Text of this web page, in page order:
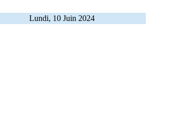
Lundi, 10 Juin 2024